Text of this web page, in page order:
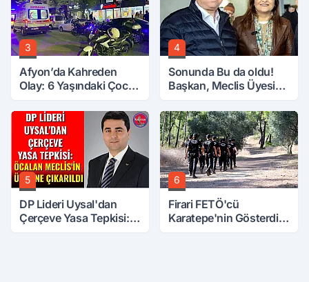
3
Afyon’da Kahreden
Olay: 6 Yaşındaki Çocuk
4
Sonunda Bu da oldu!
Başkan, Meclis Üyesini
Attırdı
5
DP Lideri Uysal'dan
Çerçeve Yasa Tepkisi:
6
Firari FETÖ'cü
Karatepe'nin Gösterdiği